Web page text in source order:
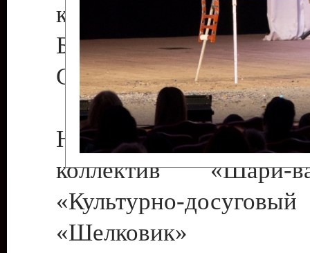
культуры с.
Бендеры ,
Светлана Георгиевна
Народный цирковой
коллектив
«Культурно-
«Шелковик»